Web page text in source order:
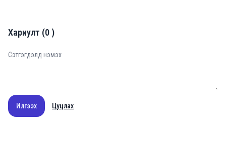
Хариулт (0)
Илгээх Цуцлах